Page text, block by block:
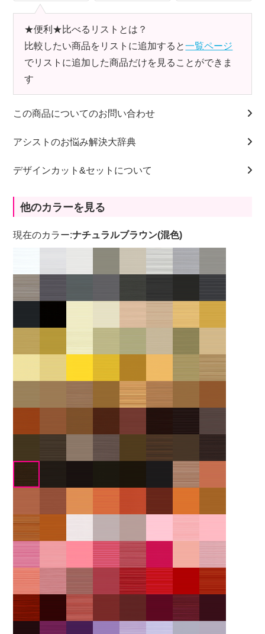
★便利★比べるリストとは？
比較したい商品をリストに追加すると一覧ページ
でリストに追加した商品だけを見ることができま
す
この商品についてのお問い合わせ
アシストのお悩み解決大辞典
デザインカット&セットについて
他のカラーを見る
現在のカラー:ナチュラルブラウン(混色)